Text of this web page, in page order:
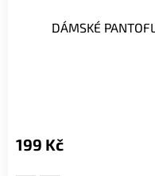
DÁMSKÉ
199 Kč